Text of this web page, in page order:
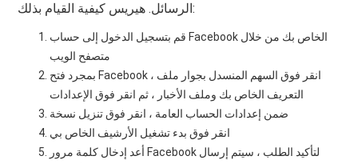
الرسائل. هيريس كيفية القيام بذلك:
قم بتسجيل الدخول إلى حساب Facebook الخاص بك من خلال
متصفح الويب
بمجرد فتح Facebook ، انقر فوق السهم المنسدل بجوار ملف
التعريف الخاص بك وملف الأخبار ، ثم انقر فوق الإعدادات
ضمن إعدادات الحساب العامة ، انقر فوق تنزيل نسخة
انقر فوق بدء تشغيل الأرشيف الخاص بي
أعد إدخال كلمة مرور Facebook لتأكيد الطلب ، سيتم إرسال